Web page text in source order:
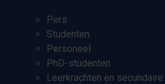
Pers
Studenten
Personeel
PhD-studenten
Leerkrachten en